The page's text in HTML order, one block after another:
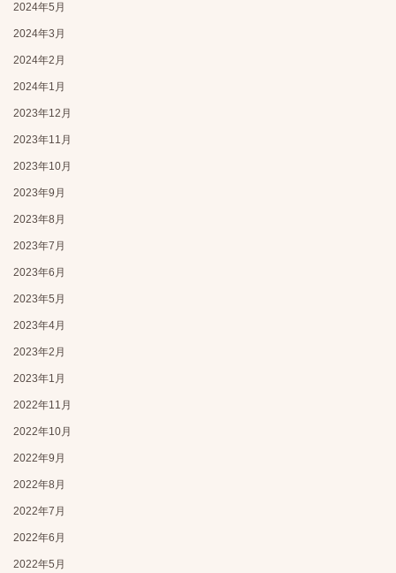
2024年5月
2024年3月
2024年2月
2024年1月
2023年12月
2023年11月
2023年10月
2023年9月
2023年8月
2023年7月
2023年6月
2023年5月
2023年4月
2023年2月
2023年1月
2022年11月
2022年10月
2022年9月
2022年8月
2022年7月
2022年6月
2022年5月